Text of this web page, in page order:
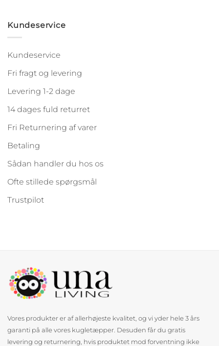
Kundeservice
Kundeservice
Fri fragt og levering
Levering 1-2 dage
14 dages fuld returret
Fri Returnering af varer
Betaling
Sådan handler du hos os
Ofte stillede spørgsmål
Trustpilot
Vores produkter er af allerhøjeste kvalitet, og vi yder hele 3 års
garanti på alle vores kugletæpper. Desuden får du gratis
levering og returnering, hvis produktet mod forventning ikke